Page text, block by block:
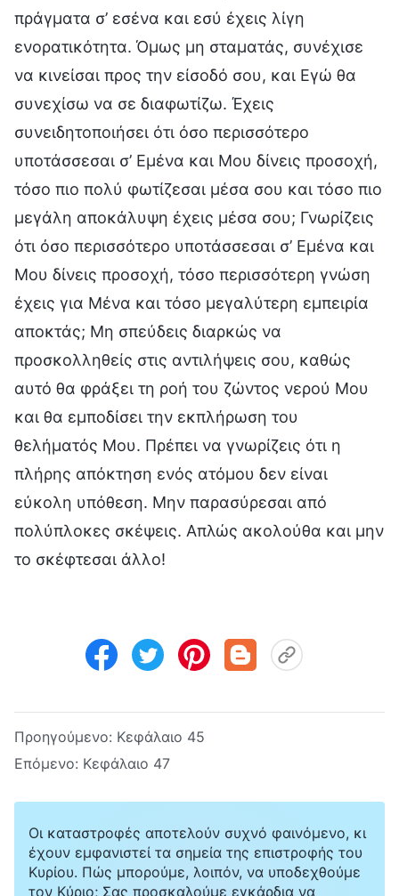
πράγματα σ’ εσένα και εσύ έχεις λίγη
ενορατικότητα. Όμως μη σταματάς, συνέχισε
να κινείσαι προς την είσοδό σου, και Εγώ θα
συνεχίσω να σε διαφωτίζω. Έχεις
συνειδητοποιήσει ότι όσο περισσότερο
υποτάσσεσαι σ’ Εμένα και Μου δίνεις προσοχή,
τόσο πιο πολύ φωτίζεσαι μέσα σου και τόσο πιο
μεγάλη αποκάλυψη έχεις μέσα σου; Γνωρίζεις
ότι όσο περισσότερο υποτάσσεσαι σ’ Εμένα και
Μου δίνεις προσοχή, τόσο περισσότερη γνώση
έχεις για Μένα και τόσο μεγαλύτερη εμπειρία
αποκτάς; Μη σπεύδεις διαρκώς να
προσκολληθείς στις αντιλήψεις σου, καθώς
αυτό θα φράξει τη ροή του ζώντος νερού Μου
και θα εμποδίσει την εκπλήρωση του
θελήματός Μου. Πρέπει να γνωρίζεις ότι η
πλήρης απόκτηση ενός ατόμου δεν είναι
εύκολη υπόθεση. Μην παρασύρεσαι από
πολύπλοκες σκέψεις. Απλώς ακολούθα και μην
το σκέφτεσαι άλλο!
Προηγούμενο: Κεφάλαιο 45
Επόμενο: Κεφάλαιο 47
Οι καταστροφές αποτελούν συχνό φαινόμενο, κι
έχουν εμφανιστεί τα σημεία της επιστροφής του
Κυρίου. Πώς μπορούμε, λοιπόν, να υποδεχθούμε
τον Κύριο; Σας προσκαλούμε εγκάρδια να